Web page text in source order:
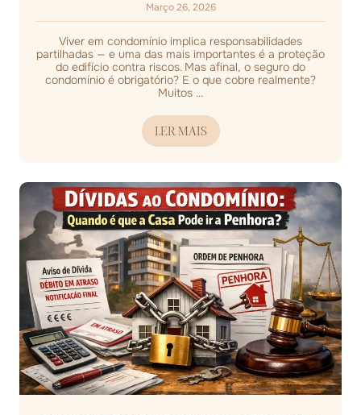
Março 26, 2026
Viver em condomínio implica responsabilidades
partilhadas — e uma das mais importantes é a proteção
do edifício contra riscos. Mas afinal, o seguro do
condomínio é obrigatório? E o que cobre realmente?
Muitos ...
LER MAIS